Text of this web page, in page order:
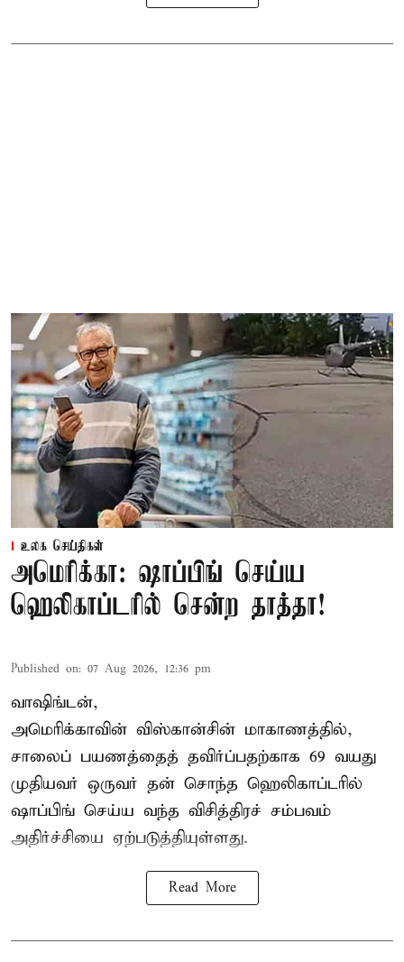
உலக செய்திகள்
அமெரிக்கா: ஷாப்பிங் செய்ய
ஹெலிகாப்டரில் சென்ற தாத்தா!
Published on: 07 Aug 2026, 12:36 pm
வாஷிங்டன்,
அமெரிக்காவின் விஸ்கான்சின் மாகாணத்தில்,
சாலைப் பயணத்தைத் தவிர்ப்பதற்காக 69 வயது
முதியவர் ஒருவர் தன் சொந்த ஹெலிகாப்டரில்
ஷாப்பிங் செய்ய வந்த விசித்திரச் சம்பவம்
அதிர்ச்சியை ஏற்படுத்தியுள்ளது.
Read More